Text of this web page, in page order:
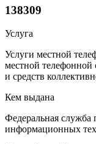
138309
Услуга
Услуги местной
местной телефонной
и средств
Кем выдана
Федеральная служба
информационных